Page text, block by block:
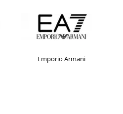
Emporio Armani